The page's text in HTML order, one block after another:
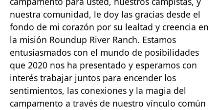
nuestra comunidad, le doy las gracias desde el
fondo de mi corazón por su lealtad y creencia en
la misión Roundup River Ranch. Estamos
entusiasmados con el mundo de posibilidades
que 2020 nos ha presentado y esperamos con
interés trabajar juntos para encender los
sentimientos, las conexiones y la magia del
campamento a través de nuestro vínculo común